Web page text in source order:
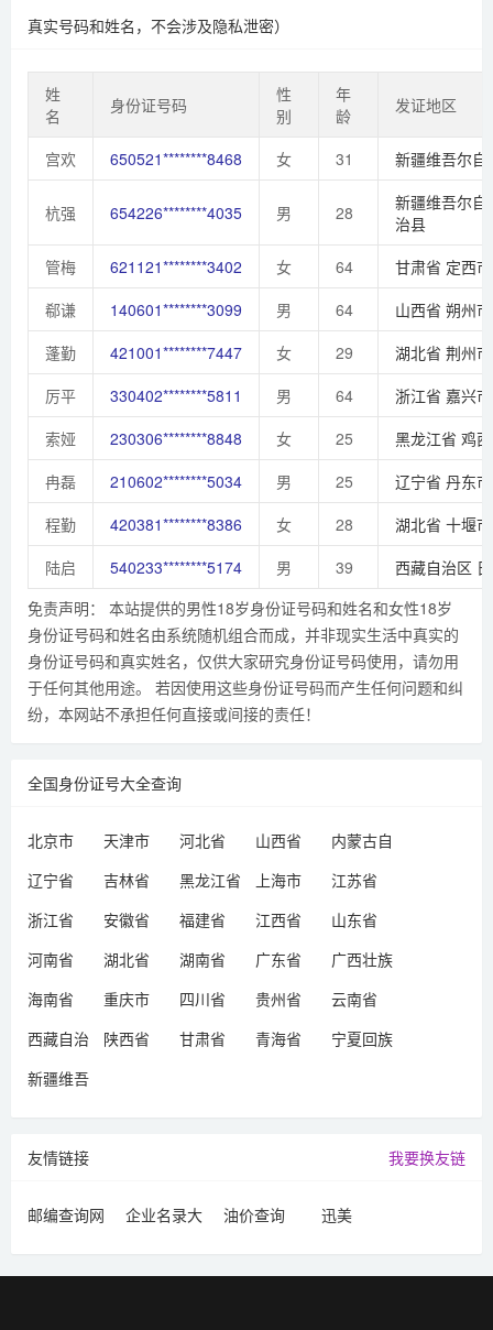
真实号码和姓名，不会涉及隐私泄密）
姓
名
身份证号码
性
别
年
龄
发证地区
宫欢 650521********8468 女 31 新疆维吾尔自
杭强 654226********4035 男 28
新疆维吾尔自
治县
管梅
621121********3402 女 64 甘肃省 定西市
郗谦
140601********3099 男 64 山西省 朔州市
蓬勤
421001********7447 女 29 湖北省 荆州市
厉平
330402********5811 男 64 浙江省 嘉兴市
索娅
230306********8848 女 25 黑龙江省 鸡
冉磊
210602********5034 男 25 辽宁省 丹东市
程勤
420381********8386 女 28 湖北省 十堰市
陆启
540233********5174 男 39 西藏自治区
免责声明： 本站提供的男性18岁身份证号码和姓名和女性18岁
身份证号码和姓名由系统随机组合而成，并非现实生活中真实的
身份证号码和真实姓名，仅供大家研究身份证号码使用，请勿用
于任何其他用途。 若因使用这些身份证号码而产生任何问题和纠
纷，本网站不承担任何直接或间接的责任！
全国身份证号大全查询
北京市 天津市 河北省 山西省
内蒙古自
治区
辽宁省 吉林省 黑龙江省 上海市
江苏省
浙江省
安徽省 福建省 江西省
山东省
河南省
湖北省 湖南省 广东省
广西壮族
自治区
海南省 重庆市 四川省 贵州省
云南省
西藏自治
区
陕西省 甘肃省 青海省
宁夏回族
新疆维吾
友情链接 我要换友链
邮编查询网
企业名录大
油价查询 迅美